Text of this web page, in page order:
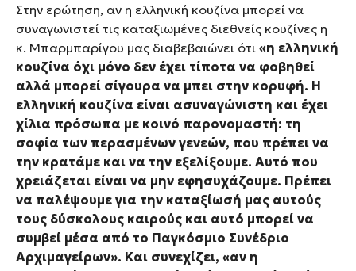
Στην ερώτηση, αν η ελληνική κουζίνα μπορεί να
συναγωνιστεί τις καταξιωμένες διεθνείς κουζίνες η
κ. Μπαρμπαρίγου μας διαβεβαιώνει ότι «η ελληνική
κουζίνα όχι μόνο δεν έχει τίποτα να φοβηθεί
αλλά μπορεί σίγουρα να μπει στην κορυφή. Η
ελληνική κουζίνα είναι ασυναγώνιστη και έχει
χίλια πρόσωπα με κοινό παρονομαστή: τη
σοφία των περασμένων γενεών, που πρέπει να
την κρατάμε και να την εξελίξουμε. Αυτό που
χρειάζεται είναι να μην εφησυχάζουμε. Πρέπει
να παλέψουμε για την καταξίωσή μας αυτούς
τους δύσκολους καιρούς και αυτό μπορεί να
συμβεί μέσα από το Παγκόσμιο Συνέδριο
Αρχιμαγείρων». Και συνεχίζει, «αν η